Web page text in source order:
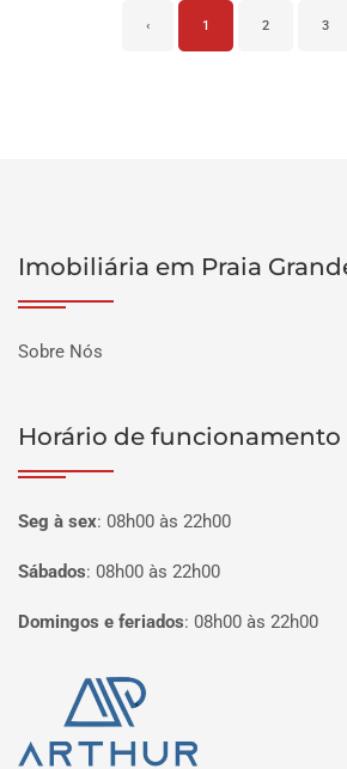
‹ 1 2 3
Imobiliária em Praia
Sobre Nós
Horário de funcionamento
Seg à sex: 08h00 às 22h00
Sábados: 08h00 às 22h00
Domingos e feriados: 08h00 às 22h00
Página inicial